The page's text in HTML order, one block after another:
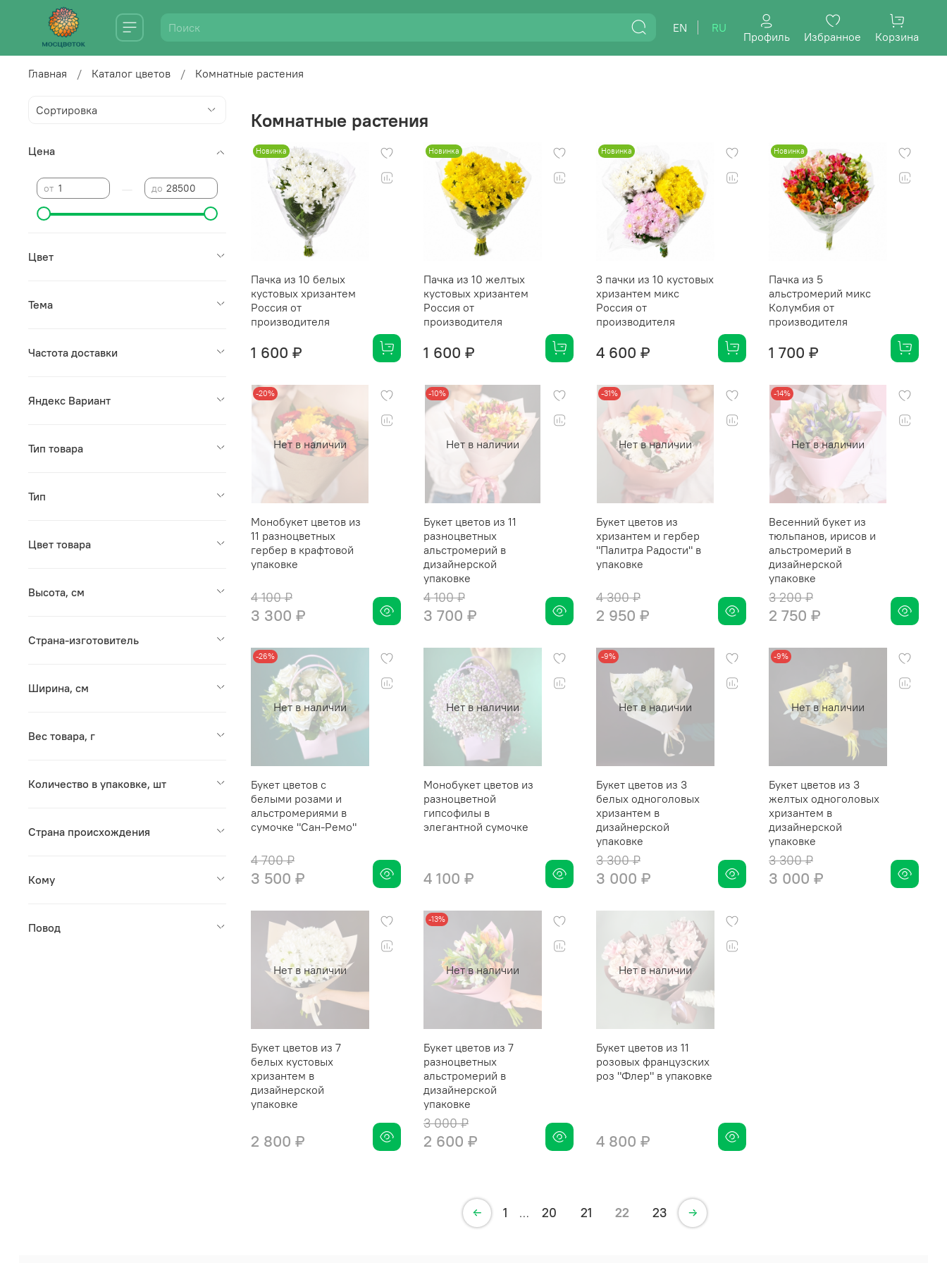
EN RU
Профиль Избранное Корзина
Главная Каталог цветов Комнатные растения
Комнатные растения
Новинка
Пачка из 10 белых
кустовых хризантем
Россия от
производителя
1 600 ₽
Новинка
Пачка из 10 желтых
кустовых хризантем
Россия от
производителя
1 600 ₽
Новинка
3 пачки из 10 кустовых
хризантем микс
Россия от
производителя
4 600 ₽
Новинка
Пачка из 5
альстромерий микс
Колумбия от
производителя
1 700 ₽
Нет в наличии
-20%
Монобукет цветов из
11 разноцветных
гербер в крафтовой
упаковке
4 100 ₽
3 300 ₽
Нет в наличии
-10%
Букет цветов из 11
разноцветных
альстромерий в
дизайнерской
упаковке
4 100 ₽
3 700 ₽
Нет в наличии
-31%
Букет цветов из
хризантем и гербер
"Палитра Радости" в
упаковке
4 300 ₽
2 950 ₽
Нет в наличии
-14%
Весенний букет из
тюльпанов, ирисов и
альстромерий в
дизайнерской
упаковке
3 200 ₽
2 750 ₽
Нет в наличии
-26%
Букет цветов с
белыми розами и
альстромериями в
сумочке "Сан-Ремо"
4 700 ₽
3 500 ₽
Нет в наличии
Монобукет цветов из
разноцветной
гипсофилы в
элегантной сумочке
4 100 ₽
Нет в наличии
-9%
Букет цветов из 3
белых одноголовых
хризантем в
дизайнерской
упаковке
3 300 ₽
3 000 ₽
Нет в наличии
-9%
Букет цветов из 3
желтых одноголовых
хризантем в
дизайнерской
упаковке
3 300 ₽
3 000 ₽
Нет в наличии
Букет цветов из 7
белых кустовых
хризантем в
дизайнерской
упаковке
2 800 ₽
Нет в наличии
-13%
Букет цветов из 7
разноцветных
альстромерий в
дизайнерской
упаковке
3 000 ₽
2 600 ₽
Нет в наличии
Букет цветов из 11
розовых французских
роз "Флер" в упаковке
4 800 ₽
1 … 20 21 22 23
Цена
от до
Цвет
Тема
Частота доставки
Яндекс Вариант
Тип товара
Тип
Цвет товара
Высота, см
Страна-изготовитель
Ширина, см
Вес товара, г
Количество в упаковке, шт
Страна происхождения
Кому
Повод